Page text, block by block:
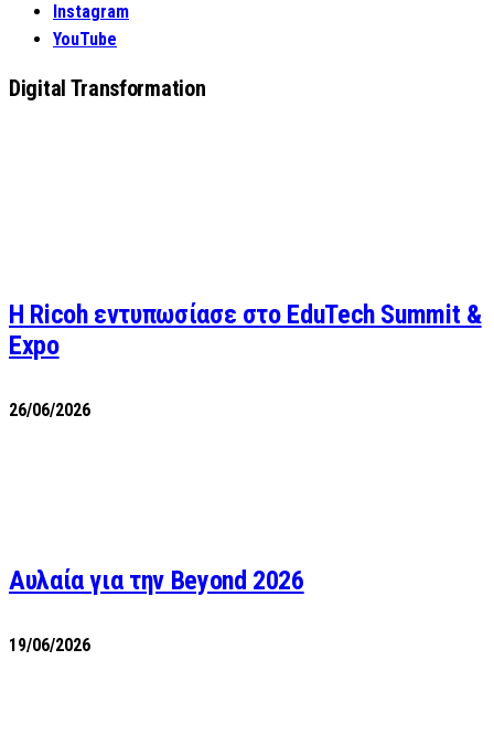
Instagram
YouTube
Digital Transformation
Η Ricoh εντυπωσίασε στο EduTech Summit &
Expo
26/06/2026
Αυλαία για την Beyond 2026
19/06/2026